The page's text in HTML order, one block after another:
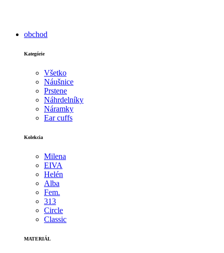
obchod
Kategórie
Všetko
Náušnice
Prstene
Náhrdelníky
Náramky
Ear cuffs
Kolekcia
Milena
EIVA
Helén
Alba
Fem.
313
Circle
Classic
MATERIÁL